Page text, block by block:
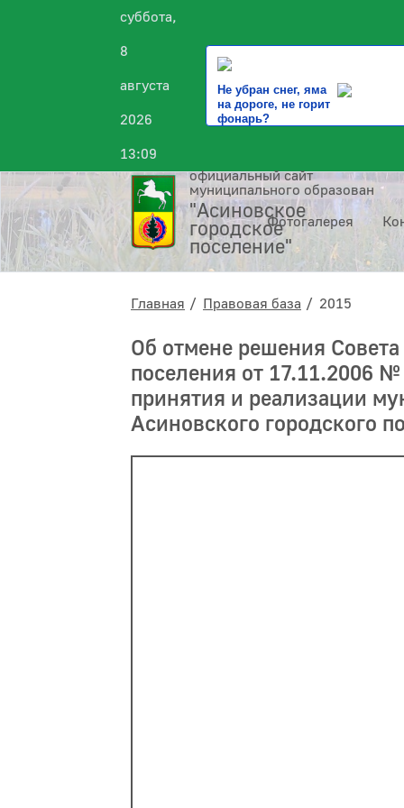
суббота,
8
августа
2026
13:09
Не убран снег, яма
на дороге, не горит
фонарь?
официальный сайт
муниципального образования
"Асиновское
городское
поселение"
Фотогалерея
Главная Правовая база 2015
Об отмене решения
поселения от 17.11.2006
принятия и реализации
Асиновского городского